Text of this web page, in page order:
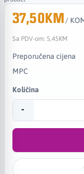
37,50KM /
Sa PDV-om: 5,45KM
Preporučena cijena
MPC
Količina
-